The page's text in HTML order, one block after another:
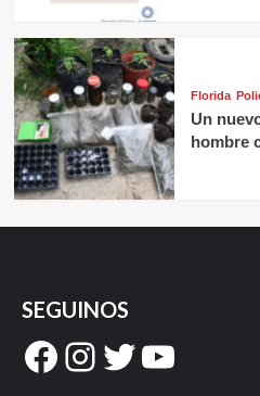
Florida
Un
hombre
SEGUINOS
Facebook
Instagram
Twitter